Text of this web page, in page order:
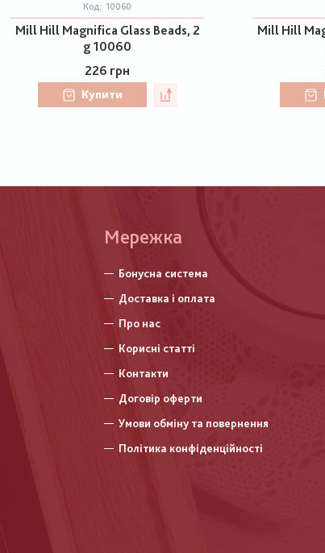
Код: 10060
Mill Hill Magnifica Glass Beads, 2
g 10060
226 грн
Купити
Mill Hill
Меню
нижнього
колонтитулу
Мережка
Бонусна система
Доставка і оплата
Про нас
Корисні статті
Контакти
Договір оферти
Умови обміну та повернення
Політика конфіденційності